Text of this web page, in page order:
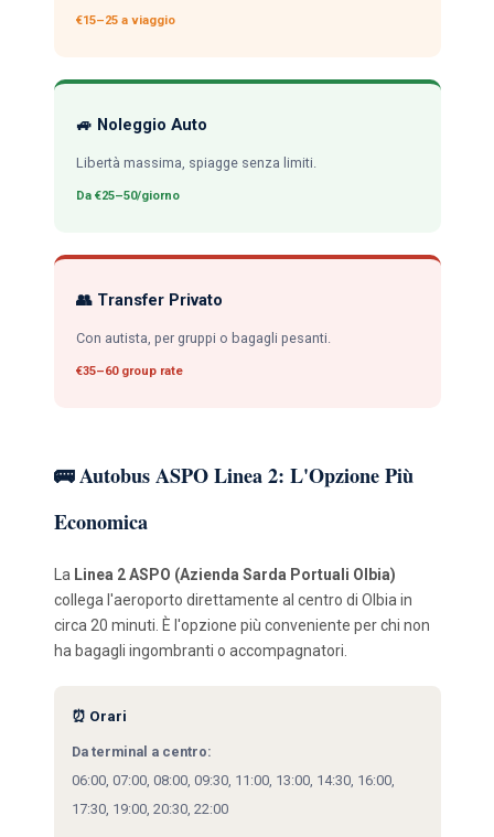
€15–25 a viaggio
🚙 Noleggio Auto
Libertà massima, spiagge senza limiti.
Da €25–50/giorno
👥 Transfer Privato
Con autista, per gruppi o bagagli pesanti.
€35–60 group rate
🚌 Autobus ASPO Linea 2: L'Opzione Più
Economica
La Linea 2 ASPO (Azienda Sarda Portuali Olbia)
collega l'aeroporto direttamente al centro di Olbia in
circa 20 minuti. È l'opzione più conveniente per chi non
ha bagagli ingombranti o accompagnatori.
⏰ Orari
Da terminal a centro:
06:00, 07:00, 08:00, 09:30, 11:00, 13:00, 14:30, 16:00,
17:30, 19:00, 20:30, 22:00